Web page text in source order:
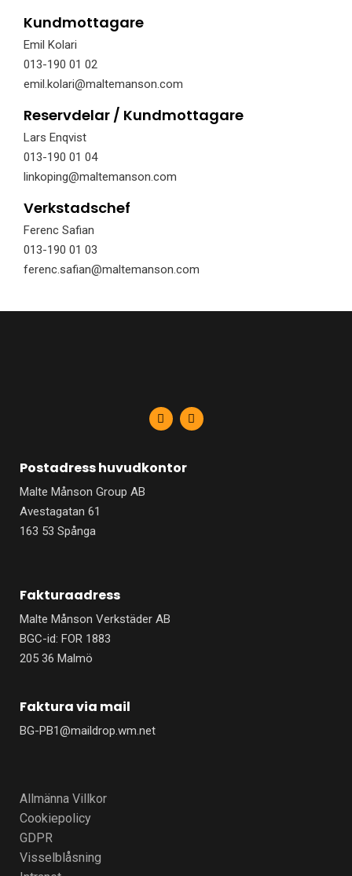
Kundmottagare
Emil Kolari
013-190 01 02
emil.kolari@maltemanson.com
Reservdelar / Kundmottagare
Lars Enqvist
013-190 01 04
linkoping@maltemanson.com
Verkstadschef
Ferenc Safian
013-190 01 03
ferenc.safian@maltemanson.com
F
a
c
o
L
i
n
Postadress huvudkontor
Malte Månson Group AB
Avestagatan 61
163 53 Spånga
Fakturaadress
Malte Månson Verkstäder AB
BGC-id: FOR 1883
205 36 Malmö
Faktura via mail
BG-PB1@maildrop.wm.net
Allmänna Villkor
Cookiepolicy
GDPR
Visselblåsning